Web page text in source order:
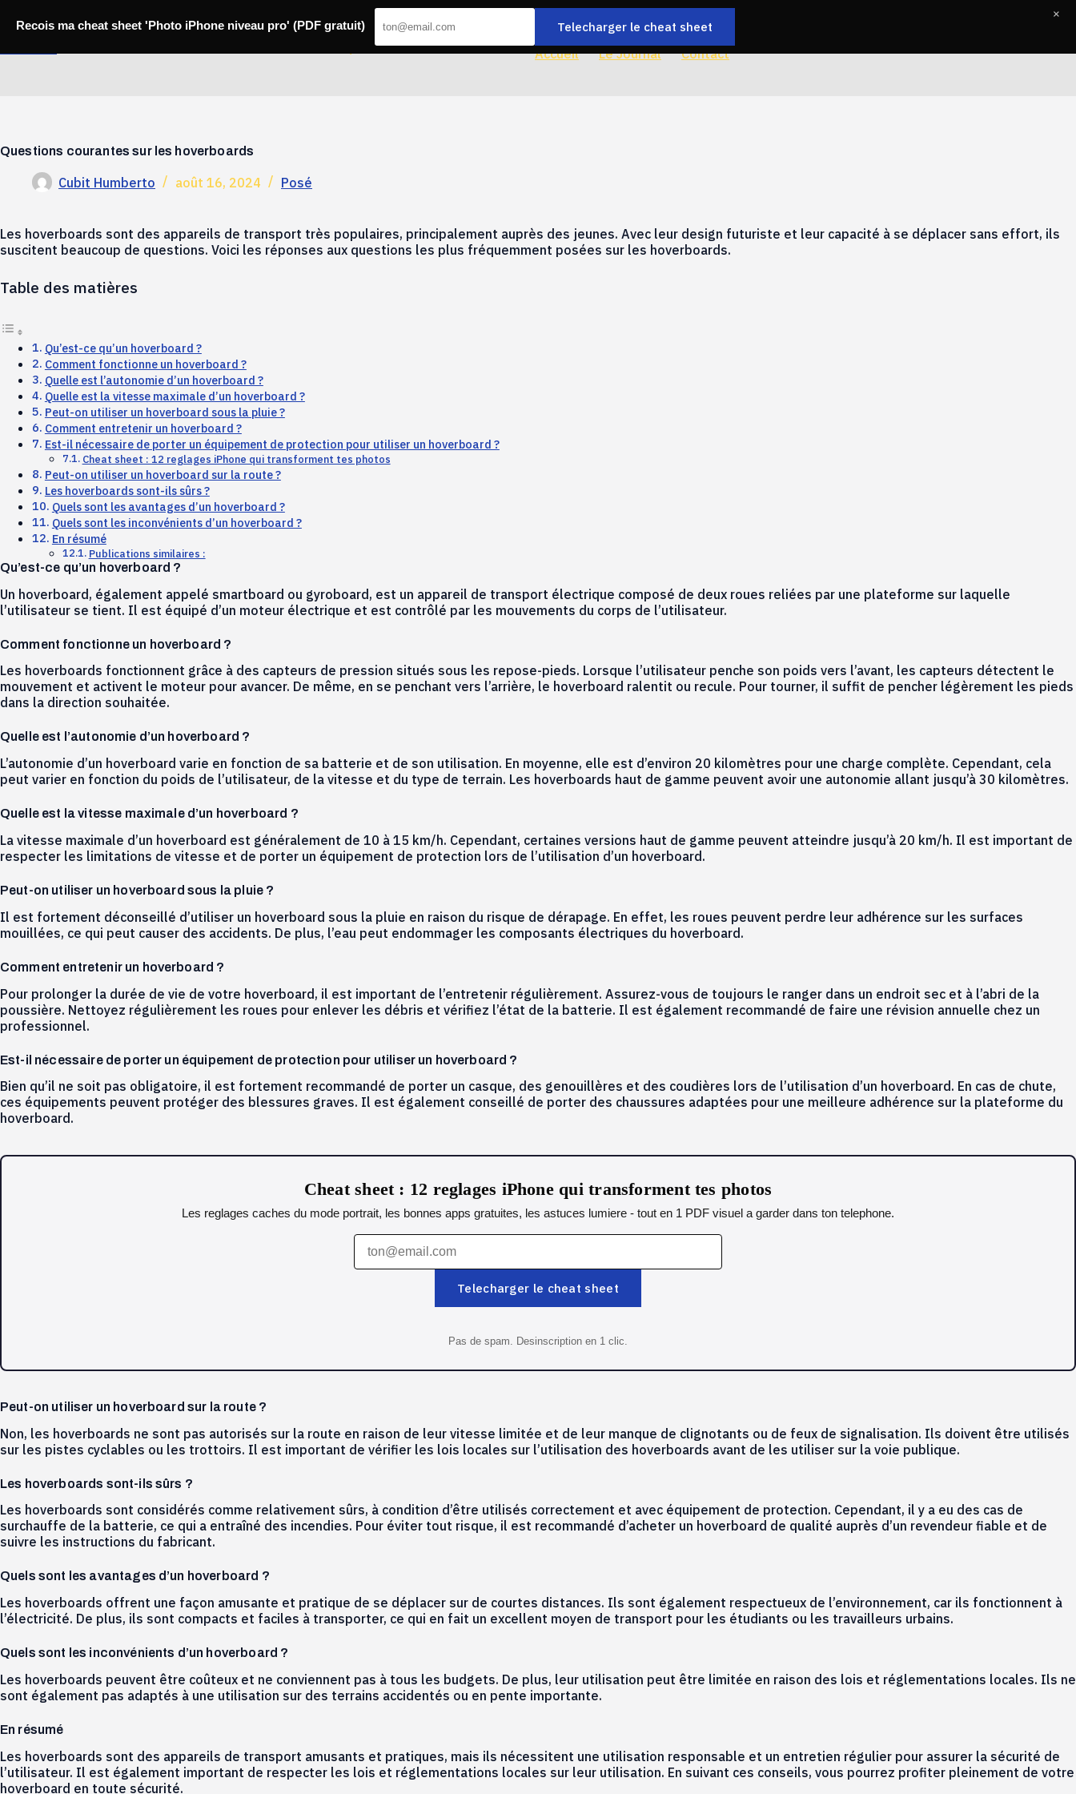
Accueil Le Journal Contact
Questions courantes sur les hoverboards
Cubit Humberto août 16, 2024 Posé
Les hoverboards sont des appareils de transport très populaires, principalement auprès des jeunes. Avec leur design futuriste et leur capacité à se déplacer sans effort, ils
suscitent beaucoup de questions. Voici les réponses aux questions les plus fréquemment posées sur les hoverboards.
Table des matières
Qu’est-ce qu’un hoverboard ?
Comment fonctionne un hoverboard ?
Quelle est l’autonomie d’un hoverboard ?
Quelle est la vitesse maximale d’un hoverboard ?
Peut-on utiliser un hoverboard sous la pluie ?
Comment entretenir un hoverboard ?
Est-il nécessaire de porter un équipement de protection pour utiliser un hoverboard ?
Cheat sheet : 12 reglages iPhone qui transforment tes photos
Peut-on utiliser un hoverboard sur la route ?
Les hoverboards sont-ils sûrs ?
Quels sont les avantages d’un hoverboard ?
Quels sont les inconvénients d’un hoverboard ?
En résumé
Publications similaires :
Qu’est-ce qu’un hoverboard ?
Un hoverboard, également appelé smartboard ou gyroboard, est un appareil de transport électrique composé de deux roues reliées par une plateforme sur laquelle
l’utilisateur se tient. Il est équipé d’un moteur électrique et est contrôlé par les mouvements du corps de l’utilisateur.
Comment fonctionne un hoverboard ?
Les hoverboards fonctionnent grâce à des capteurs de pression situés sous les repose-pieds. Lorsque l’utilisateur penche son poids vers l’avant, les capteurs détectent le
mouvement et activent le moteur pour avancer. De même, en se penchant vers l’arrière, le hoverboard ralentit ou recule. Pour tourner, il suffit de pencher légèrement les pieds
dans la direction souhaitée.
Quelle est l’autonomie d’un hoverboard ?
L’autonomie d’un hoverboard varie en fonction de sa batterie et de son utilisation. En moyenne, elle est d’environ 20 kilomètres pour une charge complète. Cependant, cela
peut varier en fonction du poids de l’utilisateur, de la vitesse et du type de terrain. Les hoverboards haut de gamme peuvent avoir une autonomie allant jusqu’à 30 kilomètres.
Quelle est la vitesse maximale d’un hoverboard ?
La vitesse maximale d’un hoverboard est généralement de 10 à 15 km/h. Cependant, certaines versions haut de gamme peuvent atteindre jusqu’à 20 km/h. Il est important de
respecter les limitations de vitesse et de porter un équipement de protection lors de l’utilisation d’un hoverboard.
Peut-on utiliser un hoverboard sous la pluie ?
Il est fortement déconseillé d’utiliser un hoverboard sous la pluie en raison du risque de dérapage. En effet, les roues peuvent perdre leur adhérence sur les surfaces
mouillées, ce qui peut causer des accidents. De plus, l’eau peut endommager les composants électriques du hoverboard.
Comment entretenir un hoverboard ?
Pour prolonger la durée de vie de votre hoverboard, il est important de l’entretenir régulièrement. Assurez-vous de toujours le ranger dans un endroit sec et à l’abri de la
poussière. Nettoyez régulièrement les roues pour enlever les débris et vérifiez l’état de la batterie. Il est également recommandé de faire une révision annuelle chez un
professionnel.
Est-il nécessaire de porter un équipement de protection pour utiliser un hoverboard ?
Bien qu’il ne soit pas obligatoire, il est fortement recommandé de porter un casque, des genouillères et des coudières lors de l’utilisation d’un hoverboard. En cas de chute,
ces équipements peuvent protéger des blessures graves. Il est également conseillé de porter des chaussures adaptées pour une meilleure adhérence sur la plateforme du
hoverboard.
Cheat sheet : 12 reglages iPhone qui transforment tes photos
Les reglages caches du mode portrait, les bonnes apps gratuites, les astuces lumiere - tout en 1 PDF visuel a garder dans ton telephone.
Telecharger le cheat sheet
Pas de spam. Desinscription en 1 clic.
Peut-on utiliser un hoverboard sur la route ?
Non, les hoverboards ne sont pas autorisés sur la route en raison de leur vitesse limitée et de leur manque de clignotants ou de feux de signalisation. Ils doivent être utilisés
sur les pistes cyclables ou les trottoirs. Il est important de vérifier les lois locales sur l’utilisation des hoverboards avant de les utiliser sur la voie publique.
Les hoverboards sont-ils sûrs ?
Les hoverboards sont considérés comme relativement sûrs, à condition d’être utilisés correctement et avec équipement de protection. Cependant, il y a eu des cas de
surchauffe de la batterie, ce qui a entraîné des incendies. Pour éviter tout risque, il est recommandé d’acheter un hoverboard de qualité auprès d’un revendeur fiable et de
suivre les instructions du fabricant.
Quels sont les avantages d’un hoverboard ?
Les hoverboards offrent une façon amusante et pratique de se déplacer sur de courtes distances. Ils sont également respectueux de l’environnement, car ils fonctionnent à
l’électricité. De plus, ils sont compacts et faciles à transporter, ce qui en fait un excellent moyen de transport pour les étudiants ou les travailleurs urbains.
Quels sont les inconvénients d’un hoverboard ?
Les hoverboards peuvent être coûteux et ne conviennent pas à tous les budgets. De plus, leur utilisation peut être limitée en raison des lois et réglementations locales. Ils ne
sont également pas adaptés à une utilisation sur des terrains accidentés ou en pente importante.
En résumé
Les hoverboards sont des appareils de transport amusants et pratiques, mais ils nécessitent une utilisation responsable et un entretien régulier pour assurer la sécurité de
l’utilisateur. Il est également important de respecter les lois et réglementations locales sur leur utilisation. En suivant ces conseils, vous pourrez profiter pleinement de votre
hoverboard en toute sécurité.
Recois ma cheat sheet 'Photo iPhone niveau pro' (PDF gratuit) Telecharger le cheat sheet
×